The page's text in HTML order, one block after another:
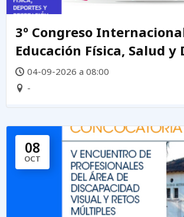
3º Congreso
Educación Física, Salud y
04-09-2026 a 08:00
-
08
OCT